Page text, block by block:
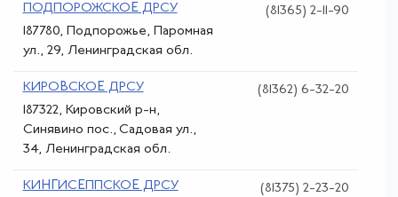
ПОДПОРОЖСКОЕ ДРСУ
187780, Подпорожье, Паромная
ул., 29, Ленинградская обл.
(81365) 2-11-90
КИРОВСКОЕ ДРСУ
187322, Кировский р-н,
Синявино пос., Садовая ул.,
34, Ленинградская обл.
(81362) 6-32-20
КИНГИСЕППСКОЕ ДРСУ (81375) 2-23-20